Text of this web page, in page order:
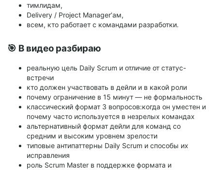
тимлидам,
Delivery / Project Manager’ам,
всем, кто работает с командами разработки.
🎯 В видео разбираю
реальную цель Daily Scrum и отличие от статус-
встречи
кто должен участвовать в дейли и в какой роли
почему ограничение в 15 минут — не формальность
классический формат 3 вопросов:когда он уместен и
почему часто используется в незрелых командах
альтернативный формат дейли для команд со
средним и высоким уровнем зрелости
типовые антипаттерны Daily Scrum и способы их
исправления
роль Scrum Master в поддержке формата и